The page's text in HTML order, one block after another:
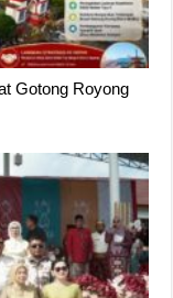
Gotong Royong